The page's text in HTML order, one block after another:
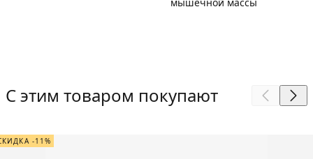
С этим товаром покупают
-11%